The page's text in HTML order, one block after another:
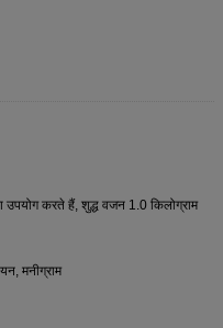
उपयोग करते हैं, शुद्ध वजन 1.0 किलोग्राम
मनीग्राम